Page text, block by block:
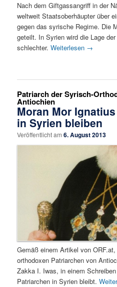
Nach dem Giftgassangriff in der
weltweit Staatsoberhäupter über
gegen das syrische Regime. Die
geteilt. In Syrien wird die Lage
schlechter.Weiterlesen →
Patriarch der Syrisch-
Antiochien
Moran Mor
in Syrien bleiben
Veröffentlicht am6. August 2013
Gemäß einem Artikel von
orthodoxen Patriarchen von
Zakka I. Iwas, in einem
Patriarchen in Syrien bleibt.